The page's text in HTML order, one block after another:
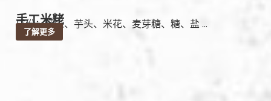
手工米粩
成份：糯米、芋头、米花、麦芽糖、糖、盐 ...
了解更多